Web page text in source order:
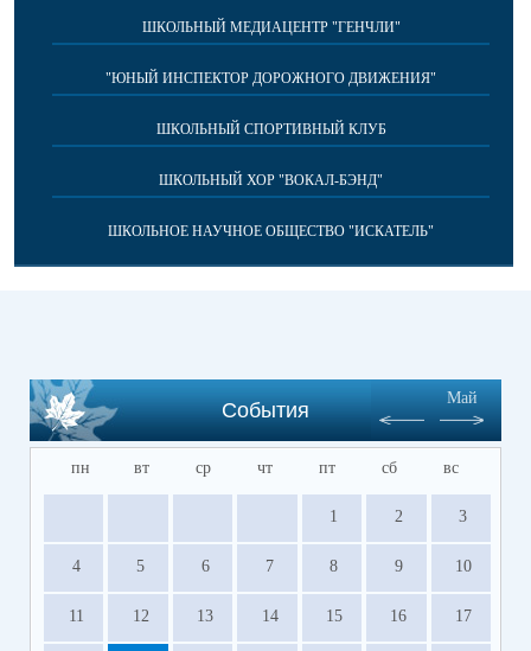
ШКОЛЬНЫЙ МЕДИАЦЕНТР "ГЕНЧЛИ"
"ЮНЫЙ ИНСПЕКТОР ДОРОЖНОГО ДВИЖЕНИЯ"
ШКОЛЬНЫЙ СПОРТИВНЫЙ КЛУБ
ШКОЛЬНЫЙ ХОР "ВОКАЛ-БЭНД"
ШКОЛЬНОЕ НАУЧНОЕ ОБЩЕСТВО "ИСКАТЕЛЬ"
События
Май
пн вт ср чт пт сб вс
1 2 3
4 5 6 7 8 9 10
11 12 13 14 15 16 17